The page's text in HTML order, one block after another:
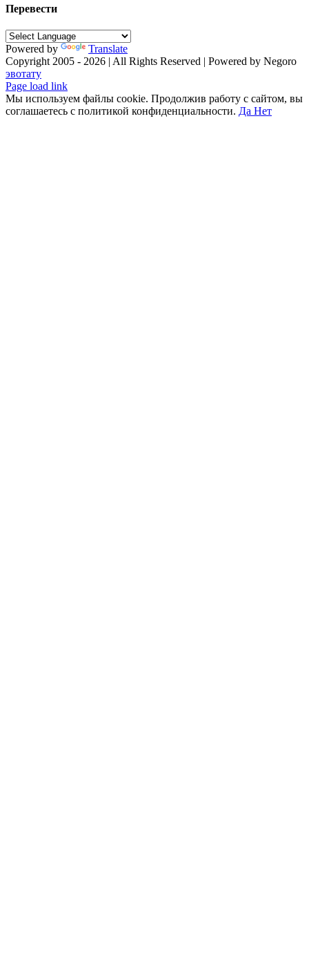
Перевести
Powered by
Translate
Copyright 2005 - 2026 | All Rights Reserved | Powered by Negoro
эвотату
Facebook
X
Instagram
Pinterest
Vk
Tiktok
Telegram
YouTube
Email
Phone
Page load link
Мы используем файлы cookie. Продолжив работу с сайтом, вы
соглашаетесь с политикой конфиденциальности. Да Нет